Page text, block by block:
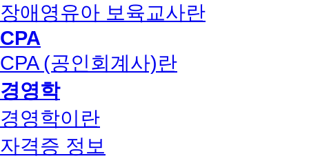
장애영유아 보육교사란
CPA
CPA (공인회계사)란
경영학
경영학이란
자격증 정보